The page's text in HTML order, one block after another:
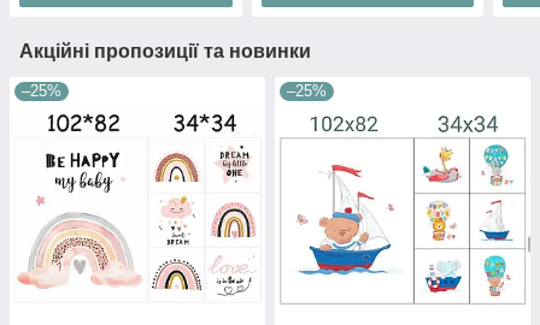
Акційні пропозиції та новинки
–25% –25%